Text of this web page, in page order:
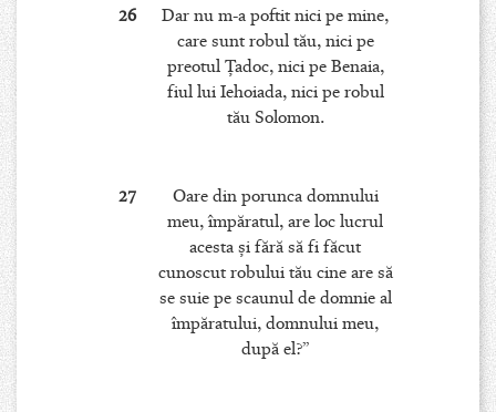
26
Dar nu m-a poftit nici pe mine,
care sunt robul tău, nici pe
preotul Ţadoc, nici pe Benaia,
fiul lui Iehoiada, nici pe robul
tău Solomon.
27
Oare din porunca domnului
meu, împăratul, are loc lucrul
acesta şi fără să fi făcut
cunoscut robului tău cine are să
se suie pe scaunul de domnie al
împăratului, domnului meu,
după el?”